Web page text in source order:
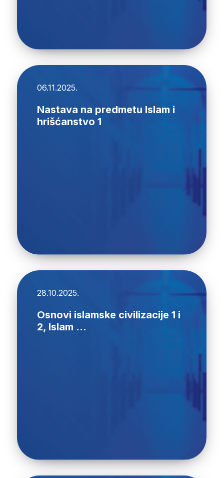
06.11.2025.
Nastava na predmetu Islam i
hrišćanstvo 1
28.10.2025.
Osnovi islamske civilizacije 1 i
2, Islam ...